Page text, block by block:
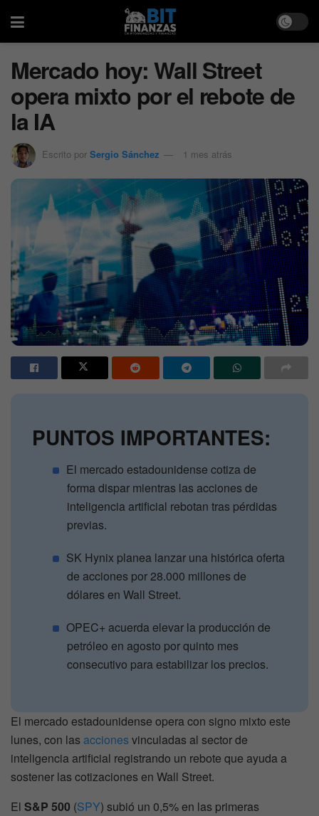
Mercado hoy: Wall Street
opera mixto por el rebote de
la IA
Escrito por Sergio Sánchez 1 mes atrás
PUNTOS IMPORTANTES:
El mercado estadounidense cotiza de
forma dispar mientras las acciones de
inteligencia artificial rebotan tras pérdidas
previas.
SK Hynix planea lanzar una histórica oferta
de acciones por 28.000 millones de
dólares en Wall Street.
OPEC+ acuerda elevar la producción de
petróleo en agosto por quinto mes
consecutivo para estabilizar los precios.
El mercado estadounidense opera con signo mixto este
lunes, con las accionesvinculadas al sector de
inteligencia artificial registrando un rebote que ayuda a
sostener las cotizaciones en Wall Street.
El S&P 500 (SPY) subió un 0,5% en las primeras